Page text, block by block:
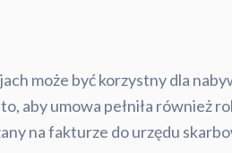
może być korzystny dla
aby umowa pełniła również
na fakturze do urzędu